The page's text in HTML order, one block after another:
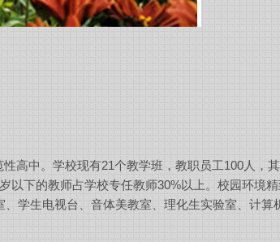
高中。学校现有21个教学班，教职员工100人，
岁以下的教师占学校专任教师30%以上。校园环境
、学生电视台、音体美教室、理化生实验室、计算